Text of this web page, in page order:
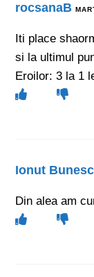
rocsanaB
Iti place
si la ultimul
Eroilor: 3 la 1
Ionut
Din alea am